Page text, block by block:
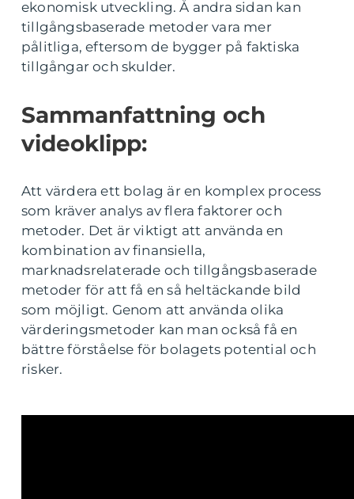
ekonomisk utveckling. Å andra sidan kan
tillgångsbaserade metoder vara mer
pålitliga, eftersom de bygger på faktiska
tillgångar och skulder.
Sammanfattning och
videoklipp:
Att värdera ett bolag är en komplex process
som kräver analys av flera faktorer och
metoder. Det är viktigt att använda en
kombination av finansiella,
marknadsrelaterade och tillgångsbaserade
metoder för att få en så heltäckande bild
som möjligt. Genom att använda olika
värderingsmetoder kan man också få en
bättre förståelse för bolagets potential och
risker.